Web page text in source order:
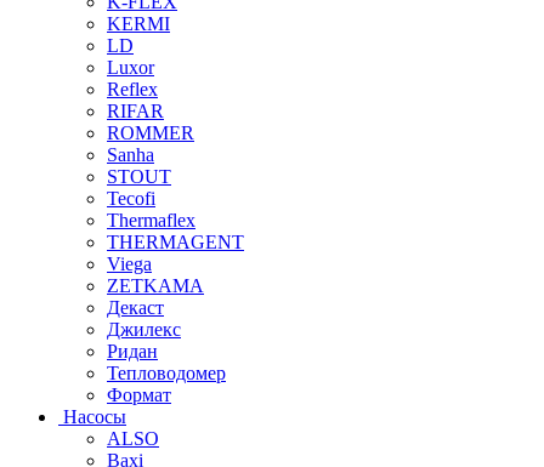
KERMI
LD
Luxor
Reflex
RIFAR
ROMMER
Sanha
STOUT
Tecofi
Thermaflex
THERMAGENT
Viega
ZETKAMA
Декаст
Джилекс
Ридан
Тепловодомер
Формат
Насосы
ALSO
Baxi